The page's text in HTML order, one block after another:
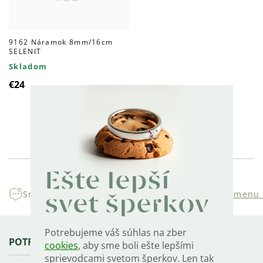
Ešte lepší
svet šperkov
Potrebujeme váš súhlas na zber
cookies, aby sme boli ešte lepšími
sprievodcami svetom šperkov. Len tak
9162 Náramok 8mm/16cm
SELENIT
Skladom
€24
Ovládacie
prvky
výpisu
Sme rodinná firma s tradíciou
Zápätie
POTREBUJETE PORADIŤ?